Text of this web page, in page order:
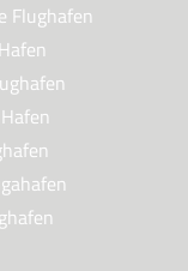
Flughafen